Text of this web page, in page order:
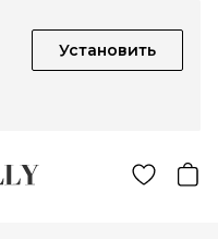
Установить